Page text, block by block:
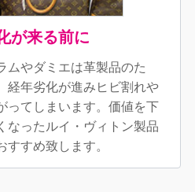
が来る前に
ムやダミエは革製品のた
経年劣化が進みヒビ割れや
ってしまいます。価値を下
なったルイ・ヴィトン製品
すめ致します。